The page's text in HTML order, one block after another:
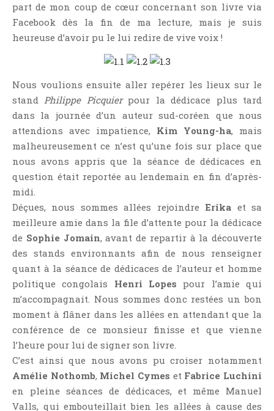
part de mon coup de cœur concernant son livre via
Facebook dès la fin de ma lecture, mais je suis
heureuse d’avoir pu le lui redire de vive voix !
Nous voulions ensuite aller repérer les lieux sur le
stand Philippe Picquierpour la dédicace plus tard
dans la journée d’un auteur sud-coréen que nous
attendions avec impatience, Kim Young-ha, mais
malheureusement ce n’est qu’une fois sur place que
nous avons appris que la séance de dédicaces en
question était reportée au lendemain en fin d’après-
midi.
Déçues, nous sommes allées rejoindre Erika et sa
meilleure amie dans la file d’attente pour la dédicace
de Sophie Jomain, avant de repartir à la découverte
des stands environnants afin de nous renseigner
quant à la séance de dédicaces de l’auteur et homme
politique congolais Henri Lopes pour l’amie qui
m’accompagnait. Nous sommes donc restées un bon
moment à flâner dans les allées en attendant que la
conférence de ce monsieur finisse et que vienne
l’heure pour lui de signer son livre.
C’est ainsi que nous avons pu croiser notamment
Amélie Nothomb, Michel Cymes et Fabrice Luchini
en pleine séances de dédicaces, et même Manuel
Valls, qui embouteillait bien les allées à cause des